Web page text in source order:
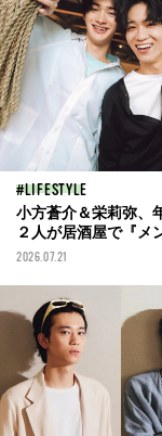
LIFESTYLE
小方蒼介＆栄莉弥、
２人が居酒屋で『メ
ノ』と自分たちの現
2026.07.21